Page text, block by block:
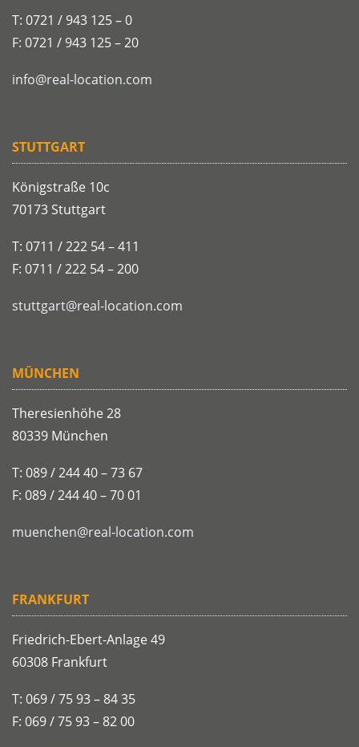
T: 0721 / 943 125 – 0
F: 0721 / 943 125 – 20
info@real-location.com
STUTTGART
Königstraße 10c
70173 Stuttgart
T: 0711 / 222 54 – 411
F: 0711 / 222 54 – 200
stuttgart@real-location.com
MÜNCHEN
Theresienhöhe 28
80339 München
T: 089 / 244 40 – 73 67
F: 089 / 244 40 – 70 01
muenchen@real-location.com
FRANKFURT
Friedrich-Ebert-Anlage 49
60308 Frankfurt
T: 069 / 75 93 – 84 35
F: 069 / 75 93 – 82 00